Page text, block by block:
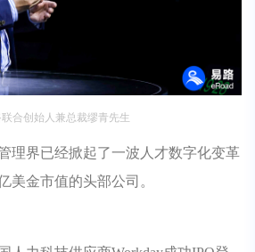
联合创始人兼总裁缪青先生
理界已经掀起了一波人才数字化变革
美金市值的头部公司。